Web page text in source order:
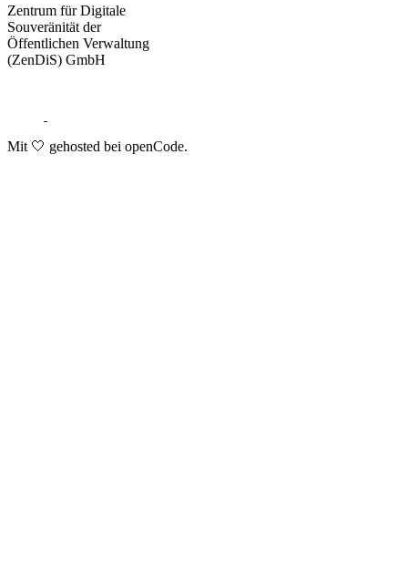
Zentrum für Digitale
Souveränität der
Öffentlichen Verwaltung
(ZenDiS) GmbH
Mit 🤍 gehosted bei openCode.